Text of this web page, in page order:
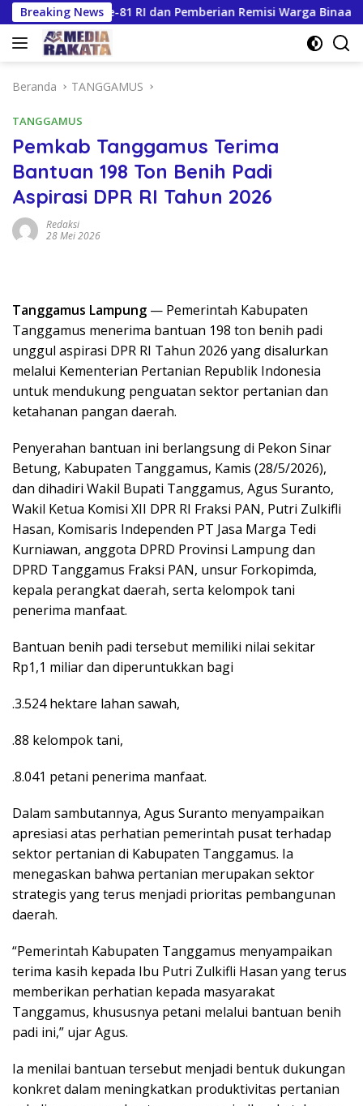
Langsung
ke
konten
Breaking News
HUT Ke-81 RI dan Pemberian Remisi Warga Binaan
Beranda TANGGAMUS
TANGGAMUS
Pemkab Tanggamus Terima
Bantuan 198 Ton Benih Padi
Aspirasi DPR RI Tahun 2026
Redaksi
28 Mei 2026
Tanggamus Lampung — Pemerintah Kabupaten
Tanggamus menerima bantuan 198 ton benih padi
unggul aspirasi DPR RI Tahun 2026 yang disalurkan
melalui Kementerian Pertanian Republik Indonesia
untuk mendukung penguatan sektor pertanian dan
ketahanan pangan daerah.
Penyerahan bantuan ini berlangsung di Pekon Sinar
Betung, Kabupaten Tanggamus, Kamis (28/5/2026),
dan dihadiri Wakil Bupati Tanggamus, Agus Suranto,
Wakil Ketua Komisi XII DPR RI Fraksi PAN, Putri Zulkifli
Hasan, Komisaris Independen PT Jasa Marga Tedi
Kurniawan, anggota DPRD Provinsi Lampung dan
DPRD Tanggamus Fraksi PAN, unsur Forkopimda,
kepala perangkat daerah, serta kelompok tani
penerima manfaat.
Bantuan benih padi tersebut memiliki nilai sekitar
Rp1,1 miliar dan diperuntukkan bagi
.3.524 hektare lahan sawah,
.88 kelompok tani,
.8.041 petani penerima manfaat.
Dalam sambutannya, Agus Suranto menyampaikan
apresiasi atas perhatian pemerintah pusat terhadap
sektor pertanian di Kabupaten Tanggamus. Ia
menegaskan bahwa pertanian merupakan sektor
strategis yang terus menjadi prioritas pembangunan
daerah.
“Pemerintah Kabupaten Tanggamus menyampaikan
terima kasih kepada Ibu Putri Zulkifli Hasan yang terus
memberikan perhatian kepada masyarakat
Tanggamus, khususnya petani melalui bantuan benih
padi ini,” ujar Agus.
Ia menilai bantuan tersebut menjadi bentuk dukungan
konkret dalam meningkatkan produktivitas pertanian